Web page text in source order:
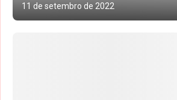
11 de setembro de 2022